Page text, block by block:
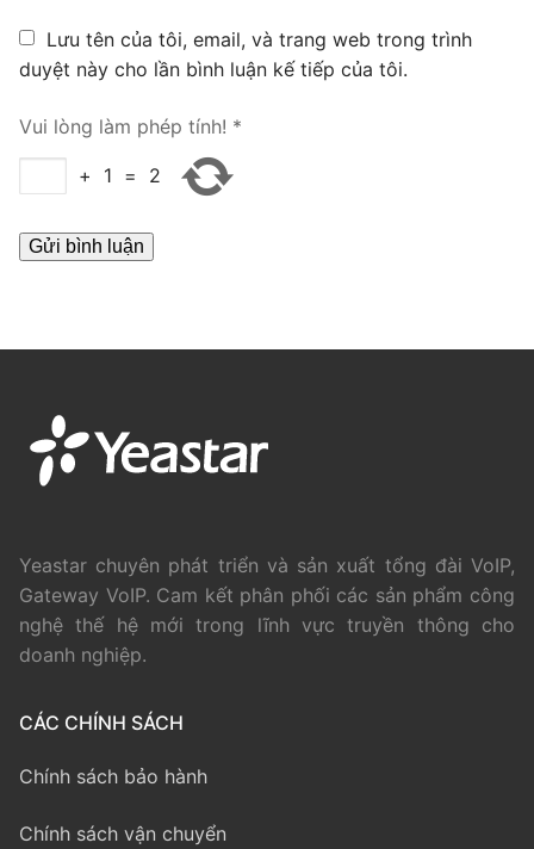
Lưu tên của tôi, email, và trang web trong trình
duyệt này cho lần bình luận kế tiếp của tôi.
Vui lòng làm phép tính! *
+ 1 = 2
Yeastar chuyên phát triển và sản xuất tổng đài VoIP,
Gateway VoIP. Cam kết phân phối các sản phẩm công
nghệ thế hệ mới trong lĩnh vực truyền thông cho
doanh nghiệp.
CÁC CHÍNH SÁCH
Chính sách bảo hành
Chính sách vận chuyển